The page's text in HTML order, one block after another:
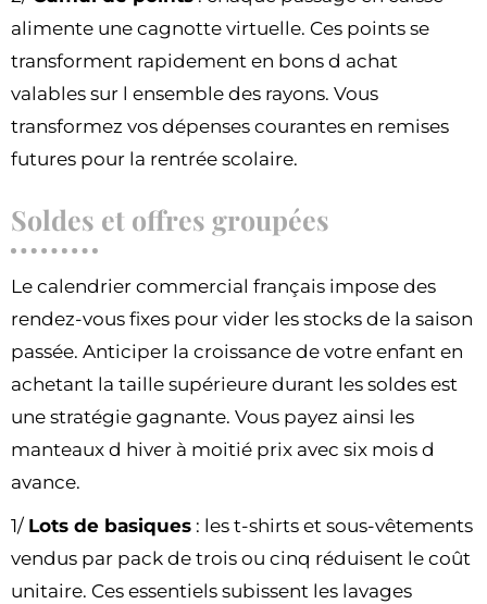
alimente une cagnotte virtuelle. Ces points se
transforment rapidement en bons d achat
valables sur l ensemble des rayons. Vous
transformez vos dépenses courantes en remises
futures pour la rentrée scolaire.
Soldes et offres groupées
Le calendrier commercial français impose des
rendez-vous fixes pour vider les stocks de la saison
passée. Anticiper la croissance de votre enfant en
achetant la taille supérieure durant les soldes est
une stratégie gagnante. Vous payez ainsi les
manteaux d hiver à moitié prix avec six mois d
avance.
1/ Lots de basiques : les t-shirts et sous-vêtements
vendus par pack de trois ou cinq réduisent le coût
unitaire. Ces essentiels subissent les lavages